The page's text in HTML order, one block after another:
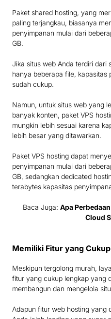
Paket shared hosting, yang
paling terjangkau, biasanya
penyimpanan mulai dari
GB.
Jika situs web Anda terdiri dari
hanya beberapa file, kapasitas
sudah cukup.
Namun, untuk situs web yang
banyak konten, paket VPS
mungkin lebih sesuai karena
lebih besar yang ditawarkan.
Paket VPS hosting dapat
penyimpanan mulai dari
GB, sedangkan dedicated
terabytes kapasitas
Baca Juga: Apa
Cloud
Memiliki Fitur yang
Meskipun tergolong murah,
fitur yang cukup lengkap yang
membangun dan mengelola
Adapun fitur web hosting yang